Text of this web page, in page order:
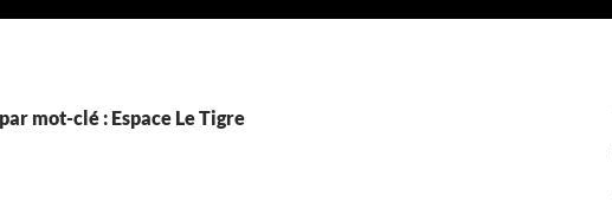
mot-clé : Espace Le Tigre